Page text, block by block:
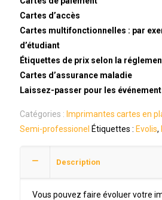
Cartes d’accès
Cartes multifonctionnelles : par
d’étudiant
Étiquettes de prix selon la
Cartes d’assurance maladie
Laissez-passer pour les
Catégories : Imprimantes cartes en
Semi-professionel Étiquettes : Evolis,
Description
Vous pouvez faire évoluer votre